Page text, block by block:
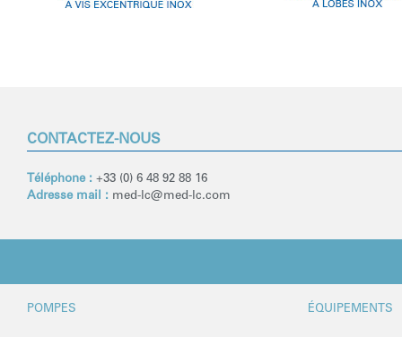
CONTACTEZ-NOUS
Téléphone : +33 (0) 6 48 92 88 16
Adresse mail : med-lc@med-lc.com
POMPES ÉQUIPEMENTS